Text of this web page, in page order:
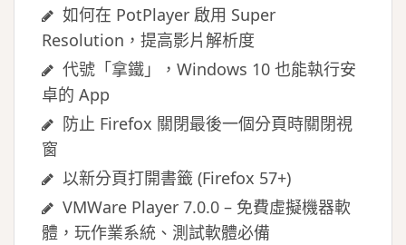
如何在 PotPlayer 啟用 Super
Resolution，提高影片解析度
代號「拿鐵」，Windows 10 也能執行安
卓的 App
防止 Firefox 關閉最後一個分頁時關閉視
窗
以新分頁打開書籤 (Firefox 57+)
VMWare Player 7.0.0 – 免費虛擬機器軟
體，玩作業系統、測試軟體必備